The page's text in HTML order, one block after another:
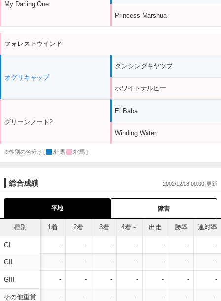
My Darling One
Princess Marshua
フォレストウインド
オグリキャップ
グリーンノート2
ダンシングキヤツプ
ホワイトナルビー
El Baba
Winding Water
※性別の色分け [ :牡馬 :牝馬 ]
総合成績 2002/12/18 00:00
平地 障害
種別
GI
GII
GIII
その他重賞
1着 2着 3着 4着～ 出走 勝率 連対率
- - - - - - -
- - - - - - -
- - - - - - -
- - - - - - -